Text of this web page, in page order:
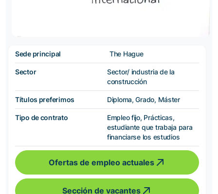
Sede principal The Hague
Sector
Sector/ industria de la
construcción
Títulos preferimos Diploma, Grado, Máster
Tipo de contrato
Empleo fijo, Prácticas,
estudiante que trabaja para
financiarse los estudios
Ofertas de empleo actuales
Sección de vacantes